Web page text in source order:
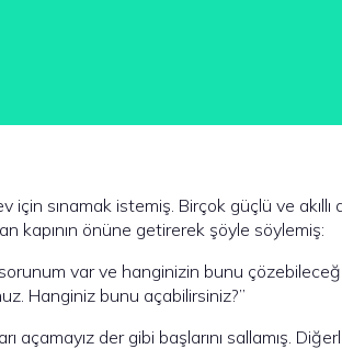
için sınamak istemiş. Birçok güçlü ve
kapının önüne getirerek şöyle söylemiş:
sorunum var ve hanginizin bunu
Hanginiz bunu açabilirsiniz?”
açamayız der gibi başlarını sallamış.